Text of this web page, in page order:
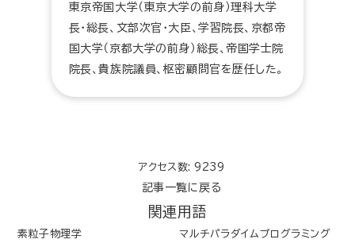
東京帝国大学（東京大学の前身）理科大学
長・総長、文部次官・大臣、学習院長、京都帝
国大学（京都大学の前身）総長、帝国学士院
院長、貴族院議員、枢密顧問官を歴任した。
アクセス数: 9239
記事一覧に戻る
関連用語
素粒子物理学
マルチパラダイムプログラミング